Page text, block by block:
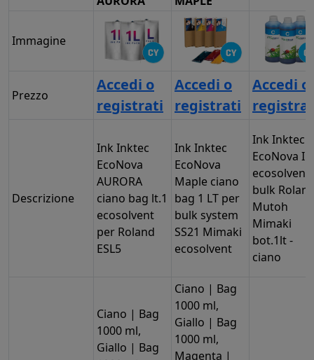
Immagine
Prezzo
Accedi o
registrati
Accedi o
registrati
Accedi o
Descrizione
Ink Inktec
EcoNova
AURORA
ciano bag lt.1
ecosolvent
per Roland
ESL5
Ink Inktec
EcoNova
Maple ciano
bag 1 LT per
bulk system
SS21 Mimaki
ecosolvent
Ink Inktec
EcoNova ID
ecosolvent
bulk
Mutoh
Mimaki
bot.1lt -
ciano
Ciano | Bag
1000 ml,
Giallo | Bag
Ciano | Bag
1000 ml,
Giallo | Bag
1000 ml,
Magenta |